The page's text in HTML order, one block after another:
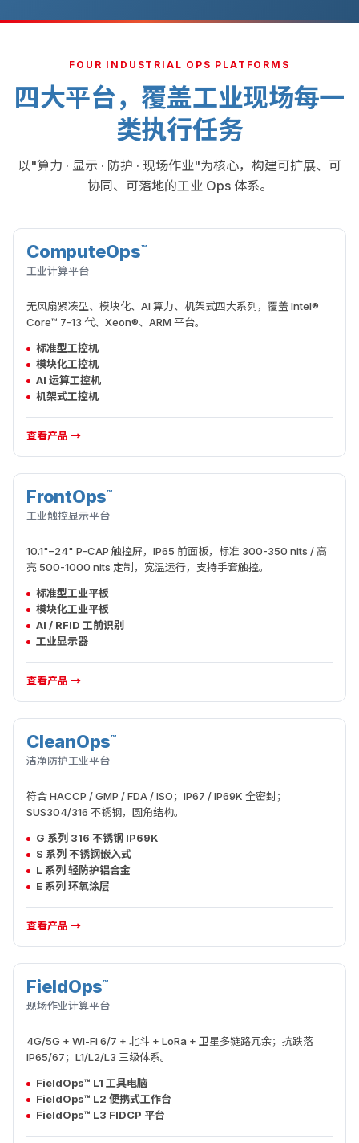
FOUR INDUSTRIAL OPS PLATFORMS
四大平台，覆盖工业现场每一
类执行任务
以"算力 · 显示 · 防护 · 现场作业"为核心，构建可扩展、可
协同、可落地的工业 Ops 体系。
算力执行
ComputeOps™
工业计算平台
无风扇紧凑型、模块化、AI 算力、机架式四大系列，覆盖 Intel®
Core™ 7-13 代、Xeon®、ARM 平台。
标准型工控机
模块化工控机
AI 运算工控机
机架式工控机
查看产品 →
交互执行
FrontOps™
工业触控显示平台
10.1"–24" P-CAP 触控屏，IP65 前面板，标准 300-350 nits / 高
亮 500-1000 nits 定制，宽温运行，支持手套触控。
标准型工业平板
模块化工业平板
AI / RFID 工前识别
工业显示器
查看产品 →
洁净执行
CleanOps™
洁净防护工业平台
符合 HACCP / GMP / FDA / ISO；IP67 / IP69K 全密封；
SUS304/316 不锈钢，圆角结构。
G 系列 316 不锈钢 IP69K
S 系列 不锈钢嵌入式
L 系列 轻防护铝合金
E 系列 环氧涂层
查看产品 →
现场执行
FieldOps™
现场作业计算平台
4G/5G + Wi-Fi 6/7 + 北斗 + LoRa + 卫星多链路冗余；抗跌落
IP65/67；L1/L2/L3 三级体系。
FieldOps™ L1 工具电脑
FieldOps™ L2 便携式工作台
FieldOps™ L3 FIDCP 平台